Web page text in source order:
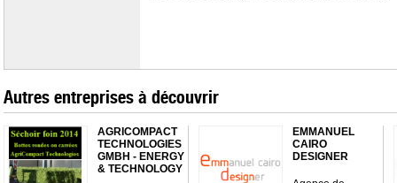
Autres entreprises à découvrir
AGRICOMPACT
TECHNOLOGIES
GMBH - ENERGY
& TECHNOLOGY
EMMANUEL
CAIRO
DESIGNER